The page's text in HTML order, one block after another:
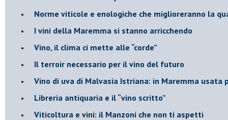
Norme viticole e enologiche che miglioreranno la
​I vini della Maremma si stanno arricchendo
Vino, il clima ci mette alle “corde”
Il terroir necessario per il vino del futuro
​Vino di uva di Malvasia Istriana: in Maremma usata
​Libreria antiquaria e il “vino scritto”
​Viticoltura e vini: il Manzoni che non ti aspetti